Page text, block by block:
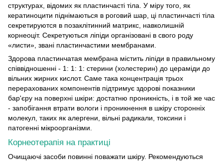
структурах, відомих як пластинчасті тіла. У міру того, як
кератиноцити піднімаються в роговий шар, ці пластинчасті тіла
секретируются в позаклітинний матрикс, навколишній
корнеоціт. Секретуються ліпіди організовані в свого роду
«листи», звані пластинчастими мембранами.
Здорова пластинчатая мембрана містить ліпіди в правильному
співвідношенні - 1: 1: 1: стерини (холестерин) до цераміди до
вільних жирних кислот. Саме така концентрація трьох
перерахованих компонентів підтримує здорові показники
бар'єру на поверхні шкіри: достатню проникність, і в той же час
- запобігання втрати вологи і проникнення в шкіру сторонніх
молекул, таких як алергени, вільні радикали, токсини і
патогенні мікроорганізми.
Корнеотерапія на практиці
Очищаючі засоби повинні поважати шкіру. Рекомендуються